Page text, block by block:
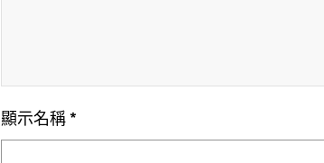
顯示名稱 *